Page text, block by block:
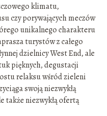
klimatu,
czy porywających meczów
unikalnego charakteru
turystów z całego
dzielnicy West End, ale
pięknych, degustacji
relaksu wśród zieleni
swoją niezwykłą
niezwykłą ofertą